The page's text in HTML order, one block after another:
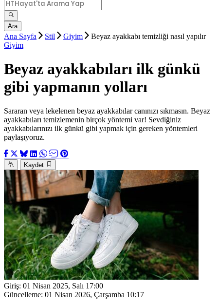
Ara
Ana Sayfa Stil Giyim
Beyaz ayakkabı temizliği nasıl yapılır
Giyim
Beyaz ayakkabıları ilk günkü
gibi yapmanın yolları
Sararan veya lekelenen beyaz ayakkabılar canınızı sıkmasın. Beyaz
ayakkabıları temizlemenin birçok yöntemi var! Sevdiğiniz
ayakkabılarınızı ilk günkü gibi yapmak için gereken yöntemleri
paylaşıyoruz.
Kaydet
Giriş: 01 Nisan 2025, Salı 17:00
Güncelleme: 01 Nisan 2026, Çarşamba 10:17